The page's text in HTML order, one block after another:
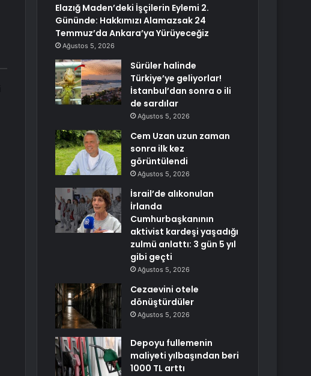
Elazığ Maden’deki İşçilerin Eylemi 2.
Gününde: Hakkımızı Alamazsak 24
Temmuz’da Ankara’ya Yürüyeceğiz
Ağustos 5, 2026
Sürüler halinde
Türkiye’ye geliyorlar!
İstanbul’dan sonra o ili
de sardılar
Ağustos 5, 2026
Cem Uzan uzun zaman
sonra ilk kez
görüntülendi
Ağustos 5, 2026
İsrail’de alıkonulan
İrlanda
Cumhurbaşkanının
aktivist kardeşi yaşadığı
zulmü anlattı: 3 gün 5 yıl
gibi geçti
Ağustos 5, 2026
Cezaevini otele
dönüştürdüler
Ağustos 5, 2026
Depoyu fullemenin
maliyeti yılbaşından beri
1000 TL arttı